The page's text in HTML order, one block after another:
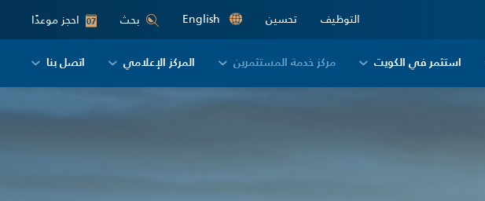
التوظيف تحسين English بحث 07 احجز موعدًا
استثمر في الكويت مركز خدمة المستثمرين المركز الإعلامي اتصل بنا